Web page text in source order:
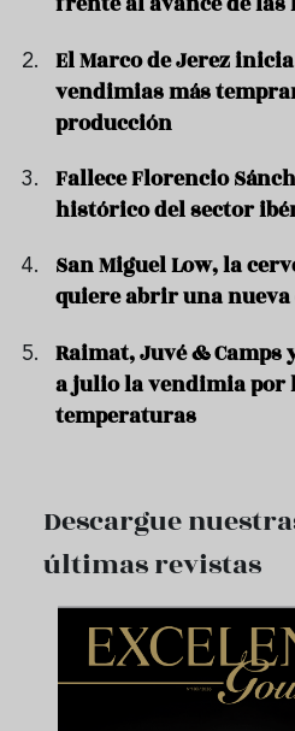
El Marco de Jerez
vendimias más
producción
Fallece Florencio
histórico del sector
San Miguel Low, la
quiere abrir una nueva
Raimat, Juvé &
a julio la vendimia por
temperaturas
Descargue
últimas revistas